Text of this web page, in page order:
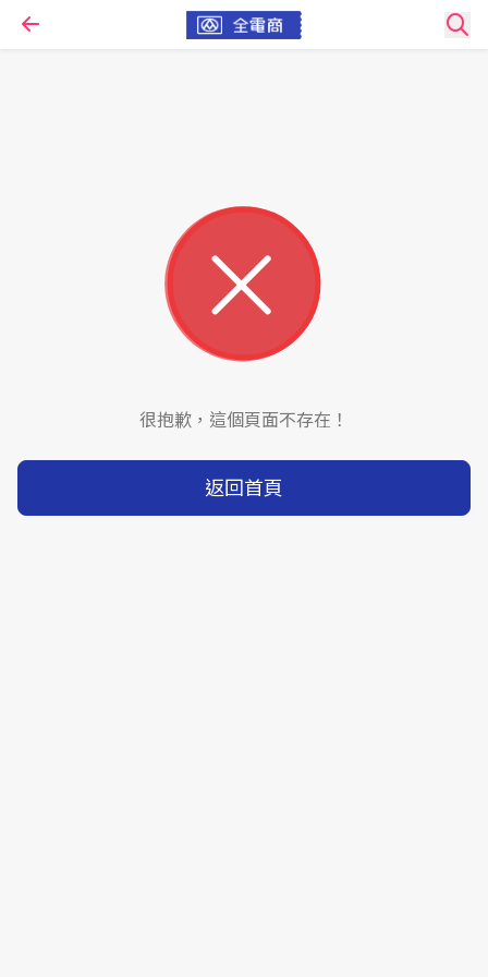
很抱歉，這個頁面不存在！
返回首頁